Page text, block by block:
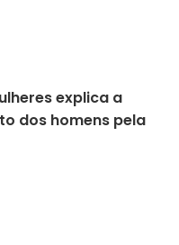
explica a
dos homens pela